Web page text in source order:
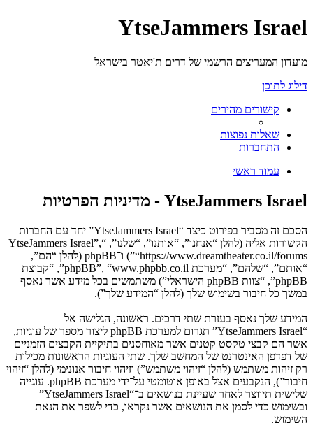
YtseJammers Israel
מועדון המעריצים הרשמי של דרים ת'יאטר בישראל
דילוג לתוכן
קישורים מהירים
שאלות נפוצות
התחברות
עמוד ראשי
YtseJammers Israel - מדיניות הפרטיות
הסכם זה מסביר בפירוט כיצד “YtseJammers Israel” יחד עם החברות
הקשורות אליה (להלן “אנחנו”, “אותנו”, “שלנו”, “YtseJammers Israel”,
“https://www.dreamtheater.co.il/forums”) ו־phpBB (להלן “הם”,
“אותם”, “שלהם”, “מערכת phpBB”, “www.phpbb.co.il”, “קבוצת
phpBB”, “צוות phpBB הישראלי”) משתמשים בכל מידע אשר נאסף
במשך כל חיבור בשימוש שלך (להלן “המידע שלך”).
המידע שלך נאסף בעזרת שתי דרכים. ראשונה, הגלישה אל
“YtseJammers Israel” תגרום למערכת phpBB ליצור מספר של עוגיות,
אשר הם קבצי טקסט קטנים אשר מאוחסנים בתיקיית הקבצים הזמניים
של דפדפן האינטרנט של המחשב שלך. שתי העוגיות הראשונות מכילות
רק זיהות משתמש (להלן “זיהוי משתמש”) וזיהוי חיבור אנונימי (להלן “זיהוי
חיבור”), הנקבעים אצל באופן אוטומטי על־ידי מערכת phpBB. עוגייה
שלישית תיווצר לאחר שעיינת בנושאים ב־“YtseJammers Israel”
ובשימוש כדי לסמן את הנושאים אשר נקראו, כדי לשפר את הנאת
השימוש.